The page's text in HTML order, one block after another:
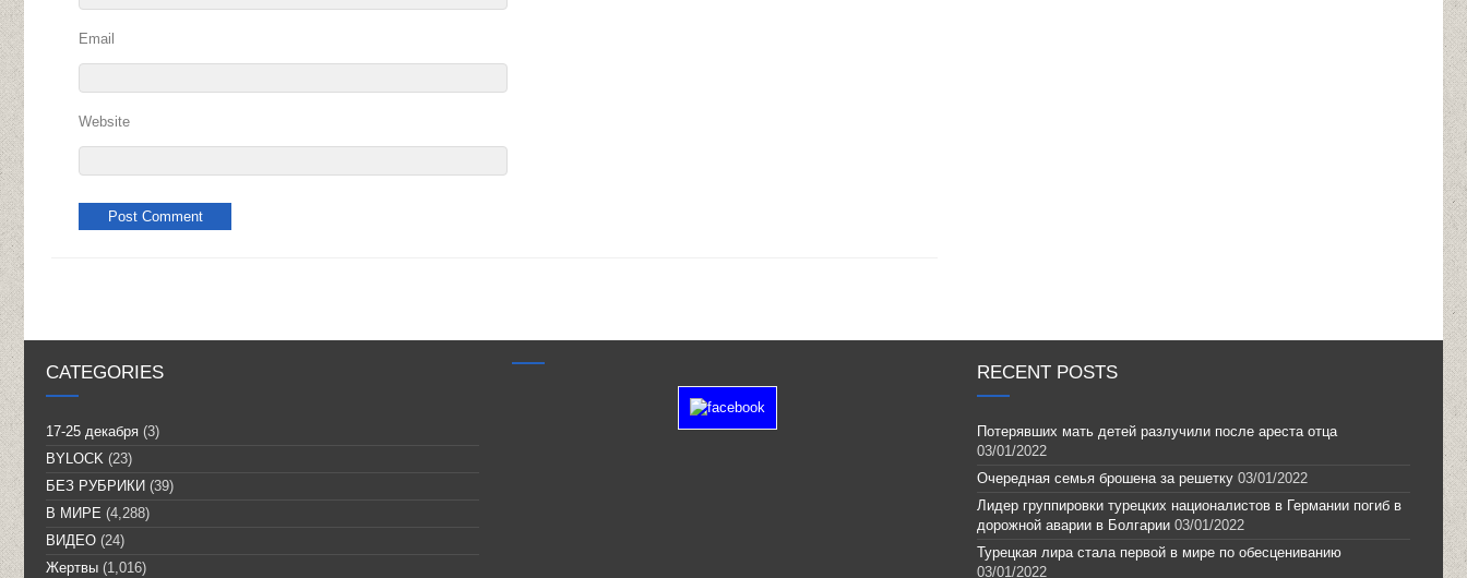
Email
Website
CATEGORIES
17-25 декабря (3)
BYLOCK (23)
БЕЗ РУБРИКИ (39)
В МИРЕ (4,288)
ВИДЕО (24)
Жертвы (1,016)
RECENT POSTS
Потерявших мать детей разлучили после ареста отца
03/01/2022
Очередная семья брошена за решетку 03/01/2022
Лидер группировки турецких националистов в Германии погиб в
дорожной аварии в Болгарии 03/01/2022
Турецкая лира стала первой в мире по обесцениванию
03/01/2022